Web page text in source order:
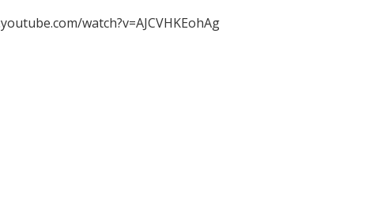
watch?v=AJCVHKEohAg